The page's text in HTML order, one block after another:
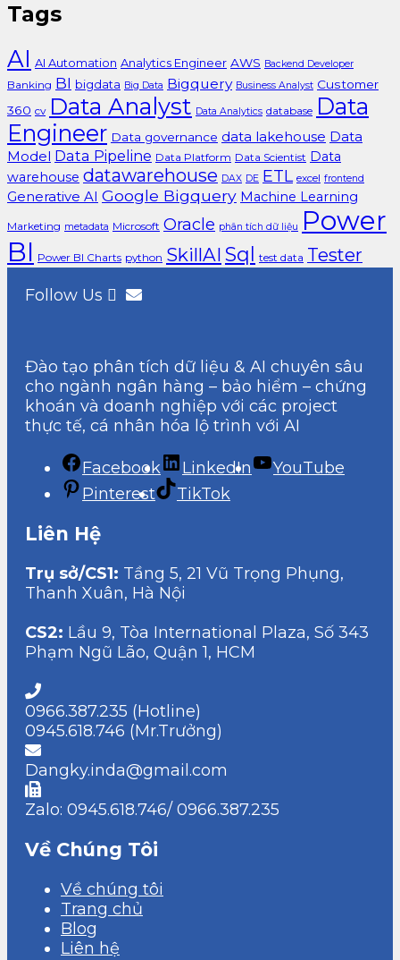
Tags
AI AI Automation Analytics Engineer AWS Backend Developer
Banking BI bigdata Big Data Bigquery Business Analyst Customer
360 cv Data Analyst Data Analytics database Data
Engineer Data governance data lakehouse Data
Model Data Pipeline Data Platform Data Scientist Data
warehouse datawarehouse DAX DE ETL excel frontend
Generative AI Google Bigquery Machine Learning
Marketing metadata Microsoft Oracle phân tích dữ liệu
Power
BI Power BI Charts python SkillAI Sql test data Tester
Follow Us
Đào tạo phân tích dữ liệu & AI chuyên sâu
cho ngành ngân hàng – bảo hiểm – chứng
khoán và doanh nghiệp với các project
thực tế, cá nhân hóa lộ trình với AI
Facebook LinkedIn
YouTube
Pinterest
TikTok
Liên Hệ
Trụ sở/CS1: Tầng 5, 21 Vũ Trọng Phụng,
Thanh Xuân, Hà Nội
CS2: Lầu 9, Tòa International Plaza, Số 343
Phạm Ngũ Lão, Quận 1, HCM
0966.387.235 (Hotline)
0945.618.746 (Mr.Trưởng)
Dangky.inda@gmail.com
Zalo: 0945.618.746/ 0966.387.235
Về Chúng Tôi
Về chúng tôi
Trang chủ
Blog
Liên hệ